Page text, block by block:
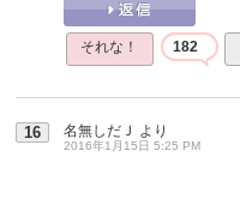
それな！ 182
16 名無しだＪ より
2016年1月15日 5:25 PM